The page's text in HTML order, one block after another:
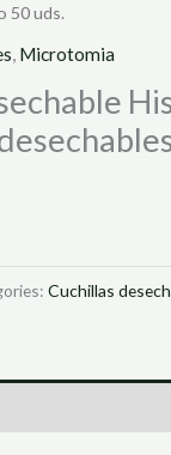
50 uds.
, Microtomia
Cuchillas